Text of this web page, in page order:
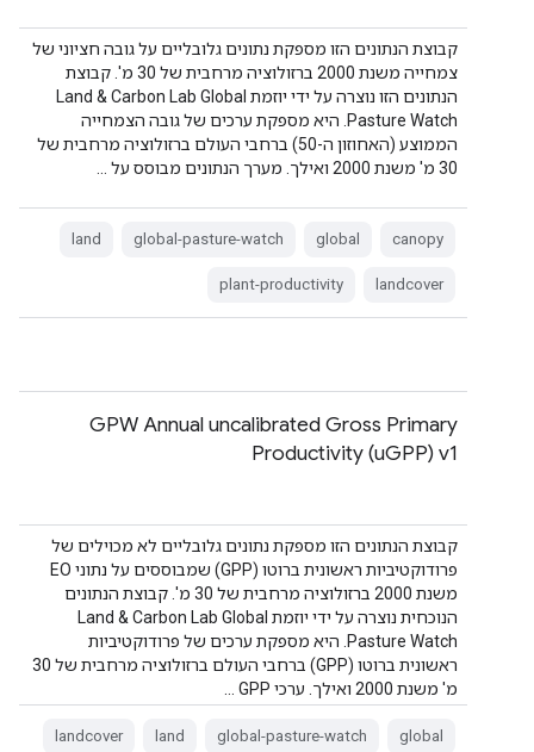
קבוצת הנתונים הזו מספקת נתונים גלובליים על גובה חציוני של
צמחייה משנת 2000 ברזולוציה מרחבית של 30 מ'. קבוצת
הנתונים הזו נוצרה על ידי יוזמת Land & Carbon Lab Global
Pasture Watch. היא מספקת ערכים של גובה הצמחייה
הממוצע (האחוזון ה-50) ברחבי העולם ברזולוציה מרחבית של
30 מ' משנת 2000 ואילך. מערך הנתונים מבוסס על …
canopy
global
global-pasture-watch
land
landcover
plant-productivity
GPW Annual uncalibrated Gross Primary
Productivity (uGPP) v1
קבוצת הנתונים הזו מספקת נתונים גלובליים לא מכוילים של
פרודוקטיביות ראשונית ברוטו (GPP) שמבוססים על נתוני EO
משנת 2000 ברזולוציה מרחבית של 30 מ'. קבוצת הנתונים
הנוכחית נוצרה על ידי יוזמת Land & Carbon Lab Global
Pasture Watch. היא מספקת ערכים של פרודוקטיביות
ראשונית ברוטו (GPP) ברחבי העולם ברזולוציה מרחבית של 30
מ' משנת 2000 ואילך. ערכי GPP …
global
global-pasture-watch
land
landcover